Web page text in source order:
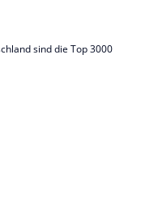
sind die Top 3000